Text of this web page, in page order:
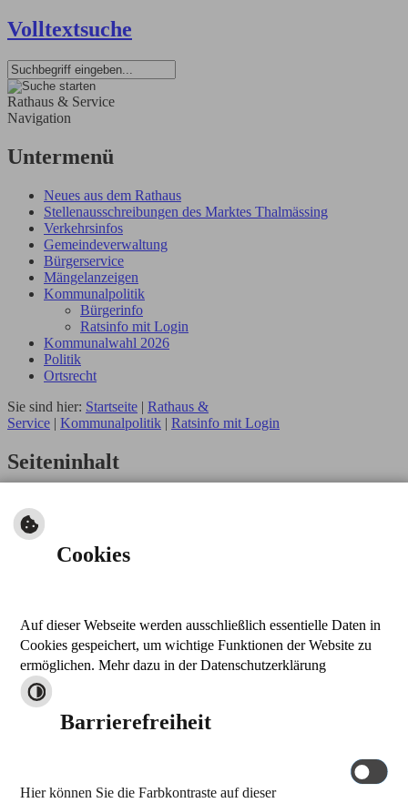
Volltextsuche
Rathaus & Service
Navigation
Untermenü
Neues aus dem Rathaus
Stellenausschreibungen des Marktes Thalmässing
Verkehrsinfos
Gemeindeverwaltung
Bürgerservice
Mängelanzeigen
Kommunalpolitik
Bürgerinfo
Ratsinfo mit Login
Kommunalwahl 2026
Politik
Ortsrecht
Sie sind hier: Startseite | Rathaus &
Service | Kommunalpolitik | Ratsinfo mit Login
Seiteninhalt
Ratsinformationssytem
nach oben
drucken
Kontakt
Markt Thalmässing
Cookies
Auf dieser Webseite werden ausschließlich essentielle Daten in
Cookies gespeichert, um wichtige Funktionen der Website zu
ermöglichen. Mehr dazu in der Datenschutzerklärung
Barrierefreiheit
Hier können Sie die Farbkontraste auf dieser